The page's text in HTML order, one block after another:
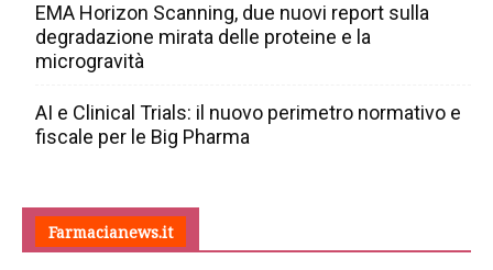
EMA Horizon Scanning, due nuovi report sulla
degradazione mirata delle proteine e la
microgravità
AI e Clinical Trials: il nuovo perimetro normativo e
fiscale per le Big Pharma
Farmacianews.it